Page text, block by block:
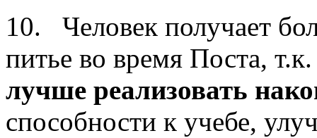
10. Человек получает
питье во время Поста,
лучше реализовать
способности к учебе,